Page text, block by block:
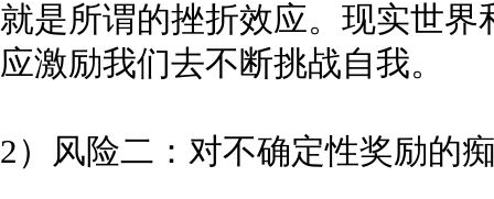
就是所谓的挫折效应。现实世
应激励我们去不断挑战自我。
2）风险二：对不确定性奖励的